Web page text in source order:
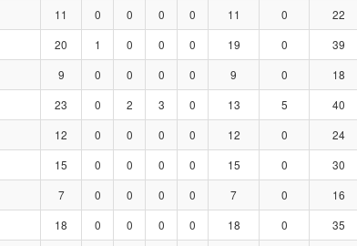
11 0 0 0 0 11 0 22
20 1 0 0 0 19 0 39
9 0 0 0 0 9 0 18
23 0 2 3 0 13 5 40
12 0 0 0 0 12 0 24
15 0 0 0 0 15 0 30
7 0 0 0 0 7 0 16
18 0 0 0 0 18 0 35